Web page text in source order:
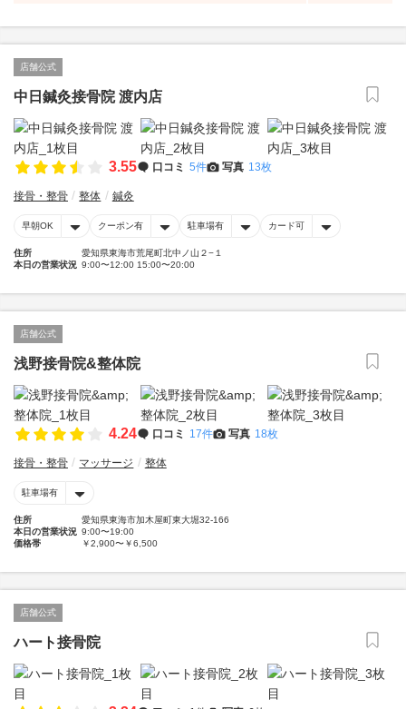
店舗公式
中日鍼灸接骨院 渡内店
3.55 口コミ 5件 写真 13枚
接骨・整骨 整体 鍼灸
早朝OK クーポン有 駐車場有 カード可
住所
愛知県東海市荒尾町北中ノ山２−１
本日の営業状況 9:00〜12:00 15:00〜20:00
店舗公式
浅野接骨院&整体院
4.24 口コミ 17件 写真 18枚
接骨・整骨 マッサージ 整体
駐車場有
住所
愛知県東海市加木屋町東大堀32-166
本日の営業状況 9:00〜19:00
価格帯
￥2,900〜￥6,500
店舗公式
ハート接骨院